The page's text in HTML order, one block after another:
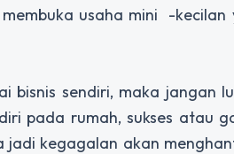
usaha mini -
bisnis sendiri, maka jangan
pada rumah, sukses atau
kegagalan akan